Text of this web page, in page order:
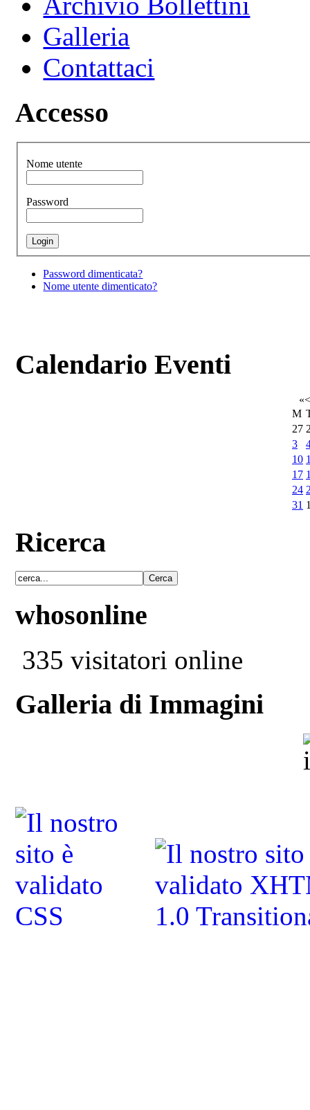
Galleria
Contattaci
Accesso
Nome utente
Password
Password dimenticata?
Nome utente dimenticato?
Calendario Eventi
«<
M
27
3
10
17
24
31
Ricerca
whosonline
335 visitatori online
Galleria di Immagini